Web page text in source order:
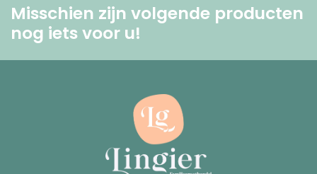
Misschien zijn volgende producten
nog iets voor u! ​